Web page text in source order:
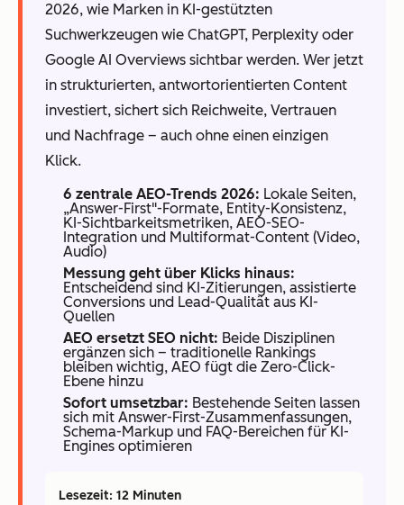
2026, wie Marken in KI-gestützten
Suchwerkzeugen wie ChatGPT, Perplexity oder
Google AI Overviews sichtbar werden. Wer jetzt
in strukturierten, antwortorientierten Content
investiert, sichert sich Reichweite, Vertrauen
und Nachfrage – auch ohne einen einzigen
Klick.
6 zentrale AEO-Trends 2026: Lokale Seiten,
„Answer-First"-Formate, Entity-Konsistenz,
KI-Sichtbarkeitsmetriken, AEO-SEO-
Integration und Multiformat-Content (Video,
Audio)
Messung geht über Klicks hinaus:
Entscheidend sind KI-Zitierungen, assistierte
Conversions und Lead-Qualität aus KI-
Quellen
AEO ersetzt SEO nicht: Beide Disziplinen
ergänzen sich – traditionelle Rankings
bleiben wichtig, AEO fügt die Zero-Click-
Ebene hinzu
Sofort umsetzbar: Bestehende Seiten lassen
sich mit Answer-First-Zusammenfassungen,
Schema-Markup und FAQ-Bereichen für KI-
Engines optimieren
Lesezeit: 12 Minuten